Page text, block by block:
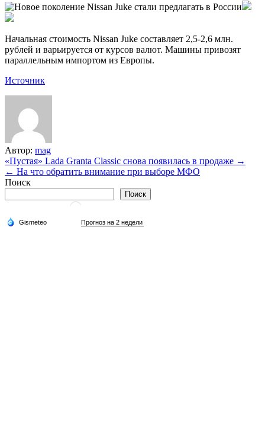
Начальная стоимость Nissan Juke составляет 2,5-2,6 млн.
рублей и варьируется от курсов валют. Машины привозят
параллельным импортом из Европы.
Источник
Автор: mag
Навигация
по
«Пустая» Lada Granta Classic снова появилась в продаже →
← На что обратить внимание при выборе МФО
Поиск
Поиск